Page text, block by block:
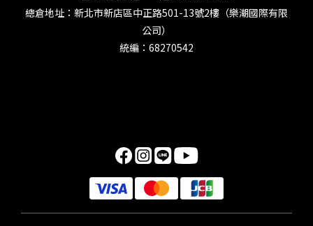
總倉地址：新北市新店區中正路501-13號2樓（樂潮國際有限
公司）
統編：68270542